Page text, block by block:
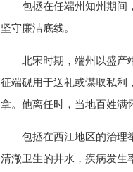
包拯在任端州知州期间
坚守廉洁底线。
北宋时期，端州以盛产
征端砚用于送礼或谋取私利
拿。他离任时，当地百姓满
包拯在西江地区的治理
清澈卫生的井水，疾病发生